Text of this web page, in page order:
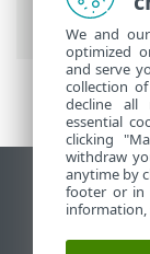
trasporto
Visualizza
End of Life
ESET
We and
optimized
and serve
collection
decline all
essential
clicking
withdraw
anytime by
footer or in
information,